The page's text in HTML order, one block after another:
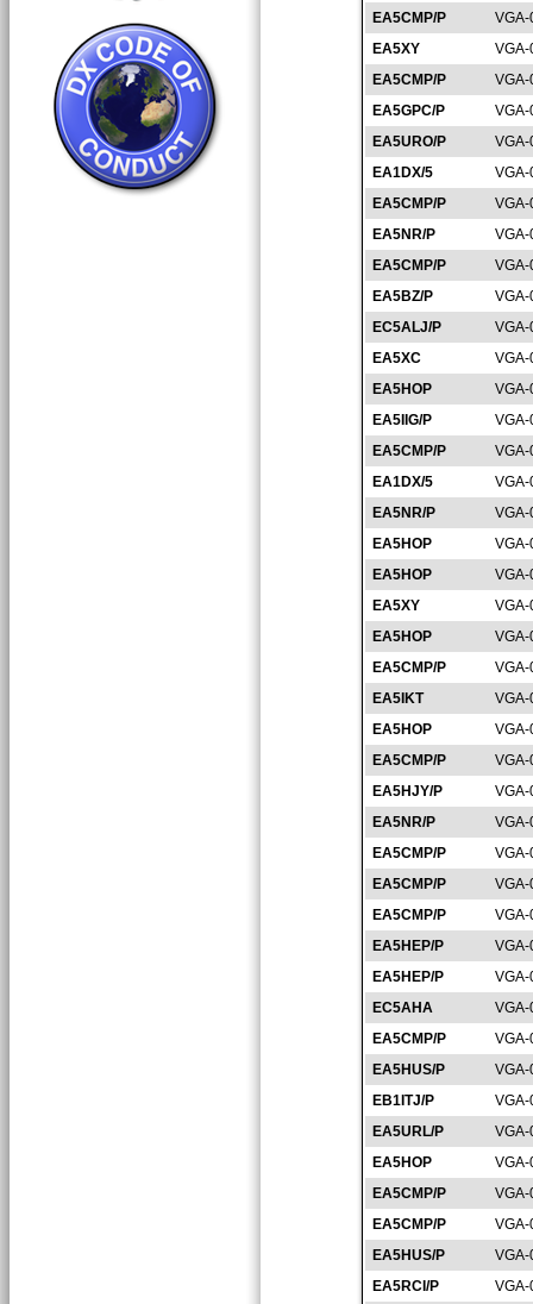
EA5CMP/P
EA5XY
EA5CMP/P
EA5GPC/P
EA5URO/P
EA1DX/5
EA5CMP/P
EA5NR/P
EA5CMP/P
EA5BZ/P
EC5ALJ/P
EA5XC
EA5HOP
EA5IIG/P
EA5CMP/P
EA1DX/5
EA5NR/P
EA5HOP
EA5HOP
EA5XY
EA5HOP
EA5CMP/P
EA5IKT
EA5HOP
EA5CMP/P
EA5HJY/P
EA5NR/P
EA5CMP/P
EA5CMP/P
EA5CMP/P
EA5HEP/P
EA5HEP/P
EC5AHA
EA5CMP/P
EA5HUS/P
EB1ITJ/P
EA5URL/P
EA5HOP
EA5CMP/P
EA5CMP/P
EA5HUS/P
EA5RCI/P